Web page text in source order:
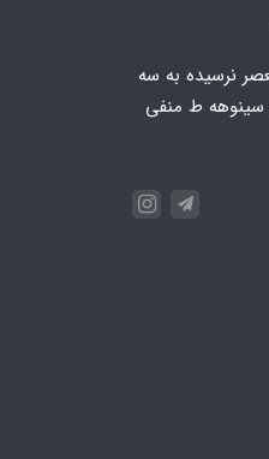
نرسیده به سه
سینوهه ط منفی